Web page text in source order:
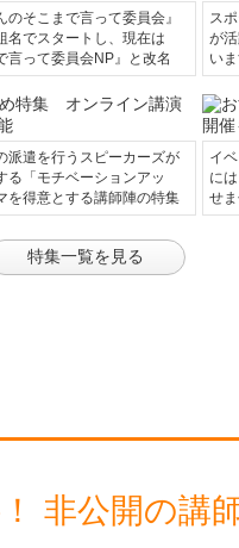
のそこまで言って委員会』
名でスタートし、現在は
言って委員会NP』と改名
ス
が
い
派遣を行うスピーカーズが
る「モチベーションアッ
を得意とする講師陣の特集
イ
に
せ
特集一覧を見る
非公開の講